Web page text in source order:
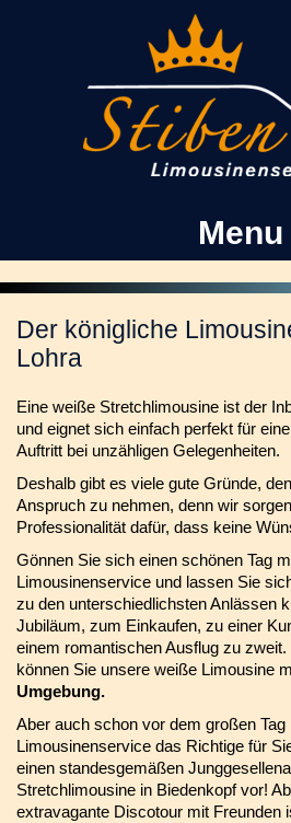
Menu
Der königliche
Lohra
Eine weiße Stretchlimousine ist der
und eignet sich einfach perfekt für
Auftritt bei unzähligen Gelegenheiten.
Deshalb gibt es viele gute Gründe,
Anspruch zu nehmen, denn wir
Professionalität dafür, dass keine
Gönnen Sie sich einen schönen Tag
Limousinenservice und lassen Sie
zu den unterschiedlichsten Anlässen
Jubiläum, zum Einkaufen, zu einer
einem romantischen Ausflug zu zweit.
können Sie unsere weiße Limousine
Umgebung.
Aber auch schon vor dem großen Tag
Limousinenservice das Richtige für
einen standesgemäßen
Stretchlimousine in Biedenkopf vor!
extravagante Discotour mit Freunden